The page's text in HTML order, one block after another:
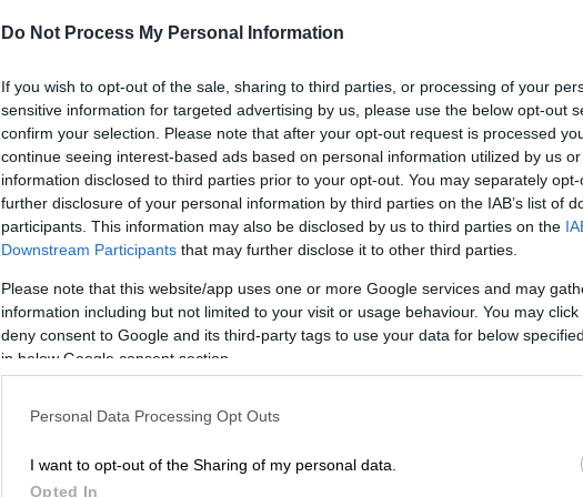
Do Not Process My Personal Information
If you wish to opt-out of the sale, sharing to third parties, or processing of your
sensitive information for targeted advertising by us, please use the below opt-out
confirm your selection. Please note that after your opt-out request is processed
continue seeing interest-based ads based on personal information utilized by us
information disclosed to third parties prior to your opt-out. You may separately
further disclosure of your personal information by third parties on the IAB’s list of
participants. This information may also be disclosed by us to third parties on the
Downstream Participants that may further disclose it to other third parties.
Please note that this website/app uses one or more Google services and may
information including but not limited to your visit or usage behaviour. You may
deny consent to Google and its third-party tags to use your data for below
in below Google consent section.
Personal Data Processing Opt Outs
I want to opt-out of the Sharing of my personal data.
Opted In
ΟΠΕΚΕΠΕ: Στα χέρια των
Επιτροπής η δικογραφία - Στις 11
ορκίζονται Σχοινάς, Τουρνάς και
Λαζαρίδης
Το χρονοδιάγραμμα των επόμενων
ωρών
Πολιτική|07.11.2025 18:18
Παραιτήθηκε από το υπουργείο
Πολιτικής Προστασίας ο
Ευάγγελος Τουρνάς - Δεν θα
Είχε ενημερώσει τον πρωθυπουργό